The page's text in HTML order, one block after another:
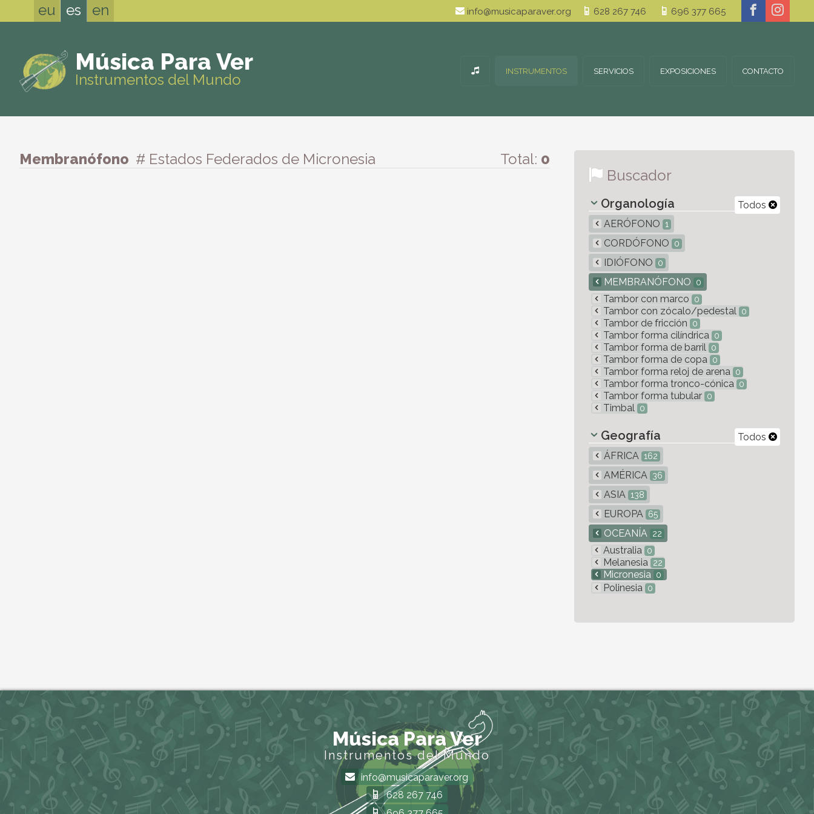
eu es en info@musicaparaver.org 628 267 746 696 377 665
Música Para Ver
Instrumentos del Mundo INSTRUMENTOS SERVICIOS EXPOSICIONES CONTACTO
Membranófono # Estados Federados de Micronesia Total: 0
Buscador
Todos
Organología
AERÓFONO 1
CORDÓFONO 0
IDIÓFONO 0
MEMBRANÓFONO 0
Tambor con marco 0
Tambor con zócalo/pedestal 0
Tambor de fricción 0
Tambor forma cilíndrica 0
Tambor forma de barril 0
Tambor forma de copa 0
Tambor forma reloj de arena 0
Tambor forma tronco-cónica 0
Tambor forma tubular 0
Timbal 0
Todos
Geografía
ÁFRICA 162
AMÉRICA 36
ASIA 138
EUROPA 65
OCEANÍA 22
Australia 0
Melanesia 22
Micronesia 0
Polinesia 0
Música Para Ver
Instrumentos del Mundo
info@musicaparaver.org
628 267 746